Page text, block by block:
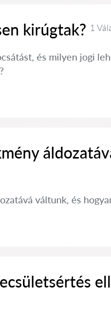
kirúgtak? 1
és milyen jogi
váltunk, és